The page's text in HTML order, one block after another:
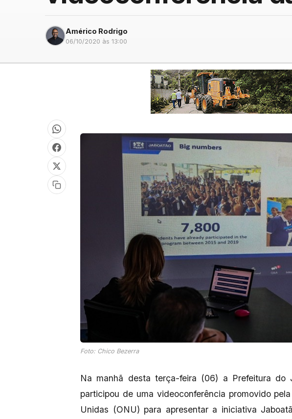
Américo Rodrigo
06/10/2020 às 13:00
Foto: Chico Bezerra
Na manhã desta terça-feira (06) a Prefeitura do
participou de uma videoconferência promovido
Unidas (ONU) para apresentar a iniciativa